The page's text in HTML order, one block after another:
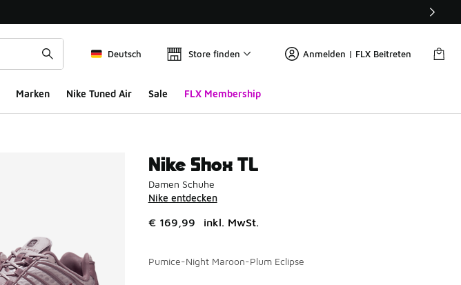
Deutsch Store finden Anmelden | FLX Beitreten
Marken Nike Tuned Air Sale FLX Membership
Nike Shox TL
Damen Schuhe
Nike entdecken
€ 169,99 inkl. MwSt.
Pumice-Night Maroon-Plum Eclipse